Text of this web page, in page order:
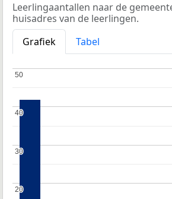
Leerlingaantallen naar de
huisadres van de leerlingen.
Grafiek
Tabel
20
20
30
30
40
40
50
50